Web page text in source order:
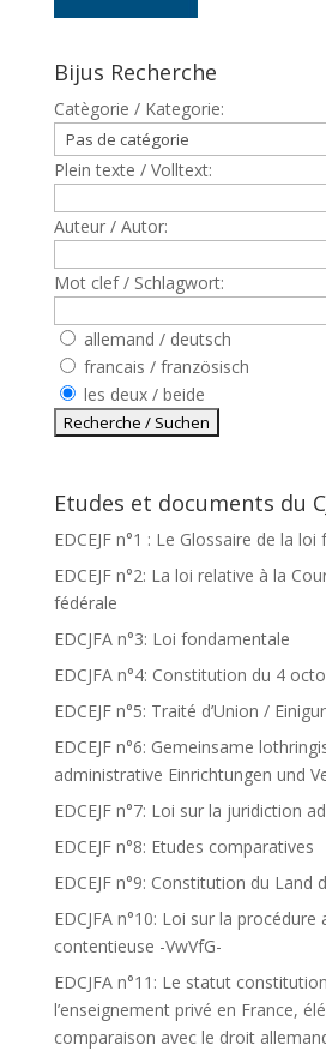
Bijus Recherche
Catègorie / Kategorie:
Plein texte / Volltext:
Auteur / Autor:
Mot clef / Schlagwort:
allemand / deutsch
francais / französisch
les deux / beide
Etudes et documents du
EDCEJF n°1 : Le Glossaire de la
EDCEJF n°2: La loi relative à la
fédérale
EDCJFA n°3: Loi fondamentale
EDCJFA n°4: Constitution du 4
EDCEJF n°5: Traité d’Union /
EDCEJF n°6: Gemeinsame
administrative Einrichtungen und
EDCEJF n°7: Loi sur la juridiction
EDCEJF n°8: Etudes comparatives
EDCEJF n°9: Constitution du Land
EDCJFA n°10: Loi sur la
contentieuse -VwVfG-
EDCJFA n°11: Le statut
l’enseignement privé en France,
comparaison avec le droit